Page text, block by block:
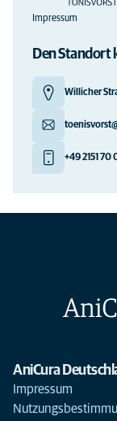
Impressum
Den Standort
Willicher
+49 2151 70
AniCura
Impressum